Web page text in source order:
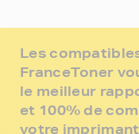
Les
FranceToner
le meilleur
et 100% de
votre